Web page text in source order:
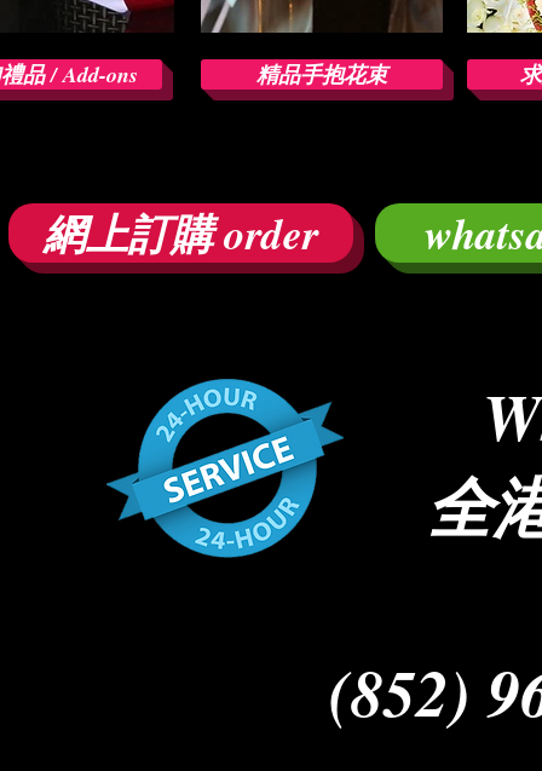
品 / Add-ons 精品手抱花束
網上訂購 order
全
(852)